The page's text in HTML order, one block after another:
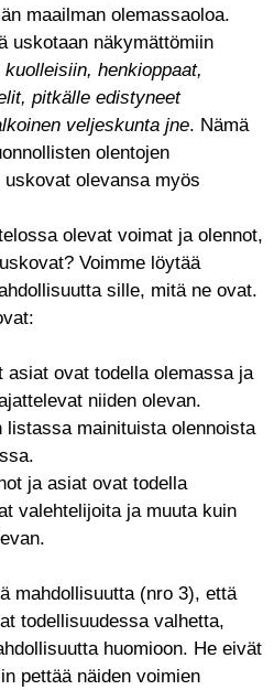
maailman olemassaoloa.
uskotaan näkymättömiin
henkioppaat,
pitkälle edistyneet
veljeskunta jne. Nämä
olentojen
olevansa myös
olevat voimat ja olennot,
Voimme löytää
sille, mitä ne ovat.
asiat ovat todella olemassa ja
niiden olevan.
listassa mainituista olennoista
ja asiat ovat todella
valehtelijoita ja muuta kuin
mahdollisuutta (nro 3), että
todellisuudessa valhetta,
huomioon. He eivät
pettää näiden voimien